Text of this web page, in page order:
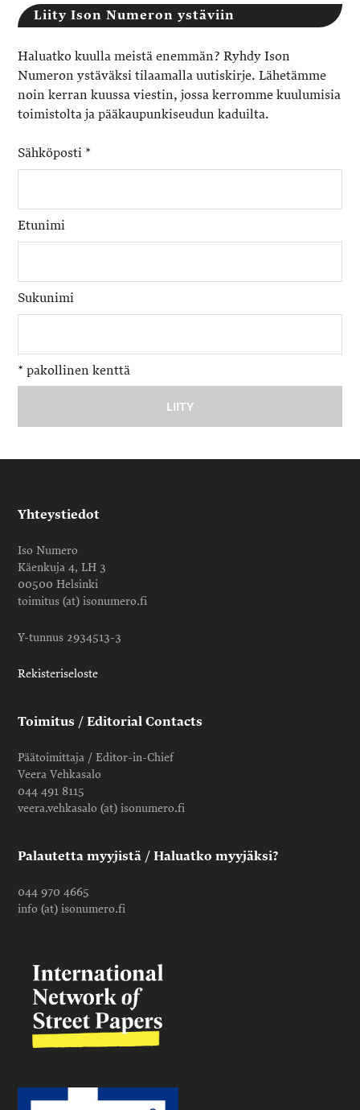
Liity Ison Numeron ystäviin
Haluatko kuulla meistä enemmän? Ryhdy Ison
Numeron ystäväksi tilaamalla uutiskirje. Lähetämme
noin kerran kuussa viestin, jossa kerromme kuulumisia
toimistolta ja pääkaupunkiseudun kaduilta.
Sähköposti *
Etunimi
Sukunimi
* pakollinen kenttä
Yhteystiedot
Iso Numero
Käenkuja 4, LH 3
00500 Helsinki
toimitus (at) isonumero.fi
Y-tunnus 2934513-3
Rekisteriseloste
Toimitus / Editorial Contacts
Päätoimittaja / Editor-in-Chief
Veera Vehkasalo
044 491 8115
veera.vehkasalo (at) isonumero.fi
Palautetta myyjistä / Haluatko myyjäksi?
044 970 4665
info (at) isonumero.fi